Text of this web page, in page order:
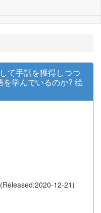
て手話を獲得しつつ
学んでいるのか? 絵
12-21)